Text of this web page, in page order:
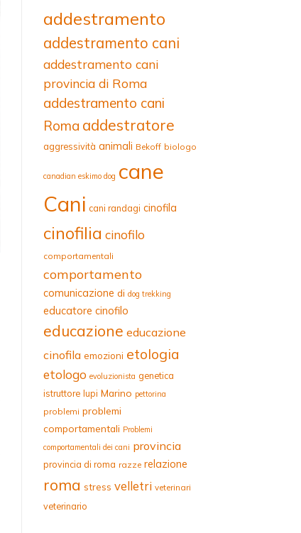
addestramento
addestramento cani
addestramento cani
provincia di Roma
addestramento cani
Roma addestratore
aggressività animali Bekoff biologo
canadian eskimo dog cane
Cani cani randagi cinofila
cinofilia cinofilo
comportamentali
comportamento
comunicazione di dog trekking
educatore cinofilo
educazione educazione
cinofila emozioni etologia
etologo evoluzionista genetica
istruttore lupi Marino pettorina
problemi problemi
comportamentali Problemi
comportamentali dei cani provincia
provincia di roma razze relazione
roma stress velletri veterinari
veterinario